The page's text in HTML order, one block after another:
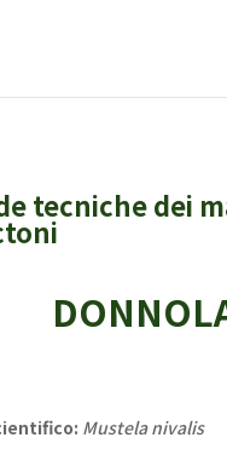
tecniche dei
Mustela nivalis